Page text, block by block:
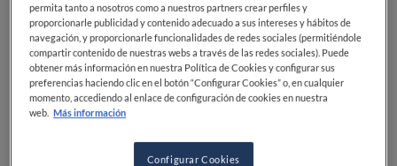
permita tanto a nosotros como a nuestros partners crear perfiles y
proporcionarle publicidad y contenido adecuado a sus intereses y hábitos de
navegación, y proporcionarle funcionalidades de redes sociales (permitiéndole
compartir contenido de nuestras webs a través de las redes sociales). Puede
obtener más información en nuestra Política de Cookies y configurar sus
preferencias haciendo clic en el botón “Configurar Cookies” o, en cualquier
momento, accediendo al enlace de configuración de cookies en nuestra
web. Más información
Configurar Cookies